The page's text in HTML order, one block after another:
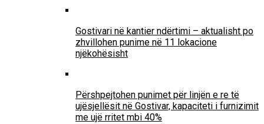
Gostivari në kantier ndërtimi – aktualisht po
zhvillohen punime në 11 lokacione
njëkohësisht
Përshpejtohen punimet për linjën e re të
ujësjellësit në Gostivar, kapaciteti i furnizimit
me ujë rritet mbi 40%